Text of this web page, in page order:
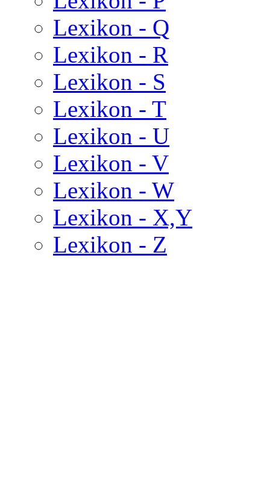
Lexikon - Q
Lexikon - R
Lexikon - S
Lexikon - T
Lexikon - U
Lexikon - V
Lexikon - W
Lexikon - X,Y
Lexikon - Z